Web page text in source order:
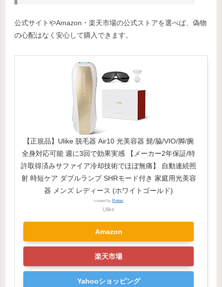
公式サイトやAmazon・楽天市場の公式ストアを選べば、偽物
の心配はなく安心して購入できます。
【正規品】Ulike 脱毛器 Air10 光美容器 髭/脇/VIO/脚/腕
全身対応可能 週に3回で効果実感 【メーカー2年保証/特
許取得済みサファイア冷却技術でほぼ無痛】 自動連続照
射 時短ケア ダブルランプ SHRモード付き 家庭用光美容
器 メンズ レディース (ホワイトゴールド)
created by Rinker
Ulike
Amazon
楽天市場
Yahooショッピング